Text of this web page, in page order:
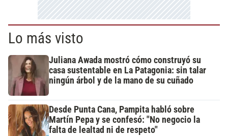
Lo más visto
Juliana Awada mostró cómo construyó su
casa sustentable en La Patagonia: sin talar
ningún árbol y de la mano de su cuñado
Desde Punta Cana, Pampita habló sobre
Martín Pepa y se confesó: "No negocio la
falta de lealtad ni de respeto"